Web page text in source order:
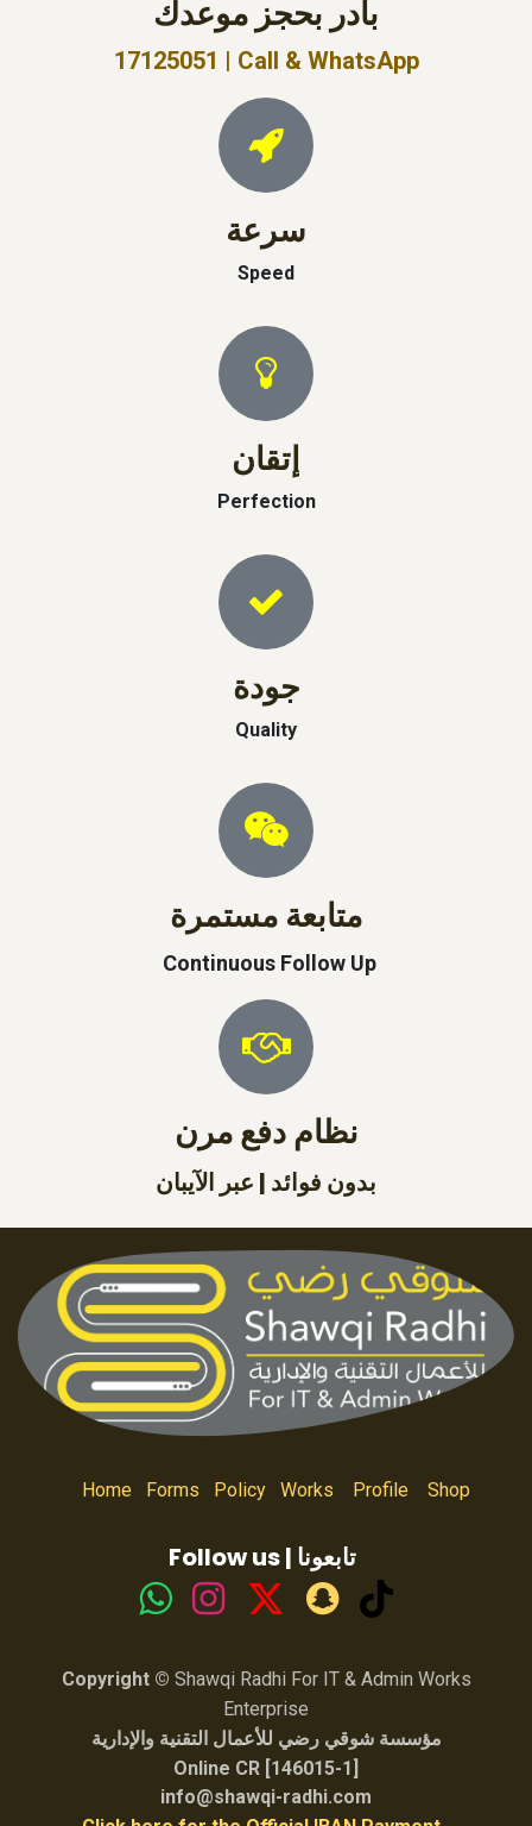
بادر بحجز موعدك
17125051 | Call & WhatsApp
متابعة مستمرة
Continuous Follow Up
جودة
Quality
إتقان
Perfection
سرعة
Speed
بدون فوائد | عبر الآيبان
Home Forms Policy Works Profile Shop
Follow us | تابعونا
Copyright © Shawqi Radhi For IT & Admin Works
Enterprise
مؤسسة شوقي رضي للأعمال التقنية والإدارية
Online CR [146015-1]
info@shawqi-radhi.com